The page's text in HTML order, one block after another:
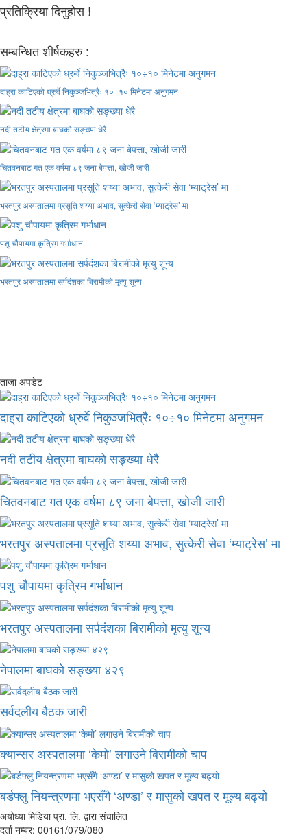
प्रतिक्रिया दिनुहोस !
सम्बन्धित शीर्षकहरु :
दाह्रा काटिएको ध्रुर्वे निकुञ्जभित्रैः १०÷१० मिनेटमा अनुगमन
नदी तटीय क्षेत्रमा बाघको सङ्ख्या धेरै
चितवनबाट गत एक वर्षमा ८९ जना बेपत्ता, खोजी जारी
भरतपुर अस्पतालमा प्रसूति शय्या अभाव, सुत्केरी सेवा ‘म्याट्रेस’ मा
पशु चौपायमा कृत्रिम गर्भाधान
भरतपुर अस्पतालमा सर्पदंशका बिरामीको मृत्यु शून्य
ताजा अपडेट
दाह्रा काटिएको ध्रुर्वे निकुञ्जभित्रैः १०÷१० मिनेटमा अनुगमन
नदी तटीय क्षेत्रमा बाघको सङ्ख्या धेरै
चितवनबाट गत एक वर्षमा ८९ जना बेपत्ता, खोजी जारी
भरतपुर अस्पतालमा प्रसूति शय्या अभाव, सुत्केरी सेवा ‘म्याट्रेस’ मा
पशु चौपायमा कृत्रिम गर्भाधान
भरतपुर अस्पतालमा सर्पदंशका बिरामीको मृत्यु शून्य
नेपालमा बाघको सङ्ख्या ४२९
सर्वदलीय बैठक जारी
क्यान्सर अस्पतालमा ‘केमो’ लगाउने बिरामीको चाप
बर्डफ्लु नियन्त्रणमा भएसँगै ‘अण्डा’ र मासुको खपत र मूल्य बढ्यो
अयोध्या मिडिया प्रा. लि. द्वारा संचालित
दर्ता नम्बर: 00161/079/080